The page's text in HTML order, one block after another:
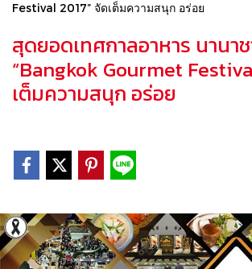
Festival 2017” จัดเต็มความสนุก อร่อย
สุดยอดเทศกาลอาหาร นานา
“Bangkok Gourmet
เต็มความสนุก อร่อย